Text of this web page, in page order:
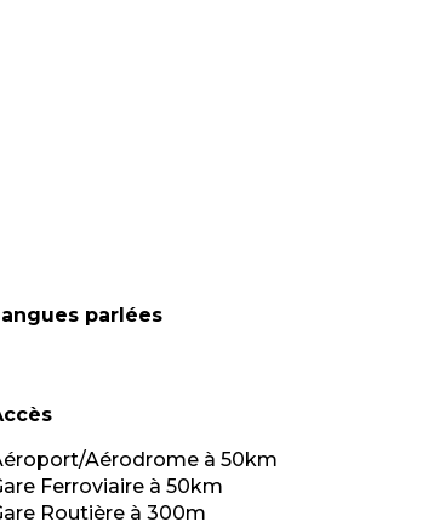
parlées
parlées
Aérodrome à 50km
Ferroviaire à 50km
Routière à 300m